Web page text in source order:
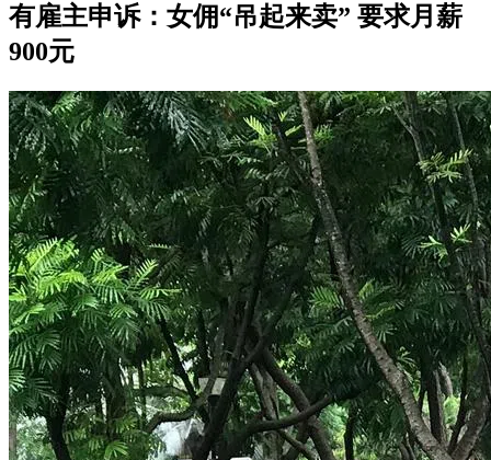
有雇主申诉：女佣“吊起来卖” 要求月薪
900元